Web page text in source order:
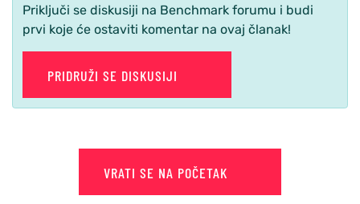
Priključi se diskusiji na Benchmark forumu i budi
prvi koje će ostaviti komentar na ovaj članak!
PRIDRUŽI SE DISKUSIJI
VRATI SE NA POČETAK